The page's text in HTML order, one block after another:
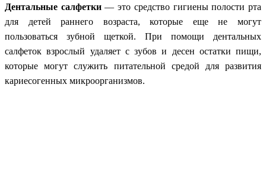
Дентальные салфетки— это средство гигиены полости рта
для детей раннего возраста, которые еще не могут
пользоваться зубной щеткой. При помощи дентальных
салфеток взрослый удаляет с зубов и десен остатки пищи,
которые могут служить питательной средой для развития
кариесогенных микроорганизмов.